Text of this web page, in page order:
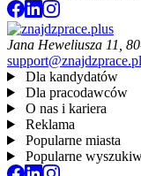
Jana Heweliusza 11,
Dla kandydatów
Dla pracodawców
O nas i kariera
Reklama
Popularne miasta
Popularne